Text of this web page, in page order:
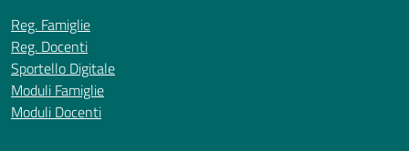
Reg. Famiglie
Reg. Docenti
Sportello Digitale
Moduli Famiglie
Moduli Docenti